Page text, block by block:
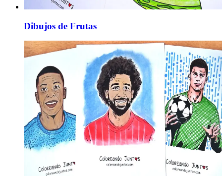
Dibujos de Frutas